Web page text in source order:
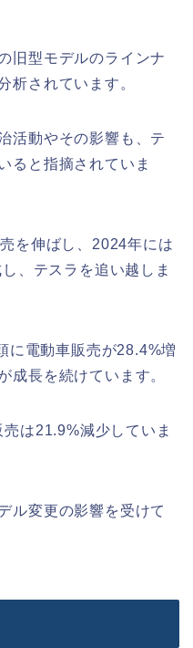
旧型モデルのラインナ
析されています。
活動やその影響も、テ
ると指摘されていま
を伸ばし、2024年には
、テスラを追い越しま
に電動車販売が28.4%増
成長を続けています。
は21.9%減少していま
ル変更の影響を受けて